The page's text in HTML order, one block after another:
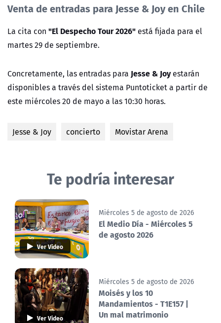
Venta de entradas paraJesse & Joy en Chile
La cita con "El Despecho Tour 2026" está fijada para el
martes 29 de septiembre.
Concretamente, las entradas para Jesse & Joy estarán
disponibles a través del sistema Puntoticketa partir de
este miércoles 20 de mayo a las 10:30 horas.
Jesse & Joy concierto Movistar Arena
Te podría interesar
Ver Video
Miércoles 5 de agosto de 2026
El Medio Día - Miércoles 5
de agosto 2026
Ver Video
Miércoles 5 de agosto de 2026
Moisés y los 10
Mandamientos - T1E157 |
Un mal matrimonio